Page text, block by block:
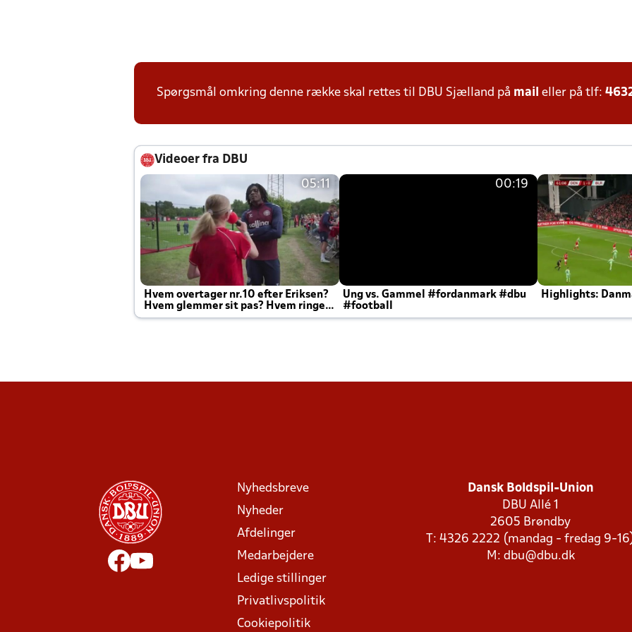
Spørgsmål omkring denne række skal rettes til DBU Sjælland på mail eller på tlf:
Videoer fra DBU
05:11
Hvem overtager nr.10 efter Eriksen?
Hvem glemmer sit pas? Hvem ringer
Joachim altid til efter kampe?
00:19
Ung vs. Gammel #fordanmark #dbu
#football
Highlights:
Nyhedsbreve
Nyheder
Afdelinger
Medarbejdere
Ledige stillinger
Privatlivspolitik
Cookiepolitik
Dansk Boldspil-Union
DBU Allé 1
2605 Brøndby
T: 4326 2222 (mandag - fredag 9-
M: dbu@dbu.dk